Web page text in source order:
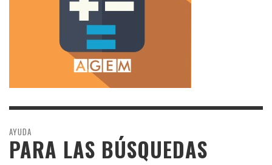
AYUDA
PARA LAS BÚSQUEDAS